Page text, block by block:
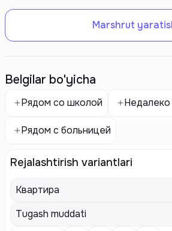
Marshrut
Belgilar bo'yicha
Рядом со школой
Рядом с больницей
Rejalashtirish variantlari
Квартира
Tugash muddati